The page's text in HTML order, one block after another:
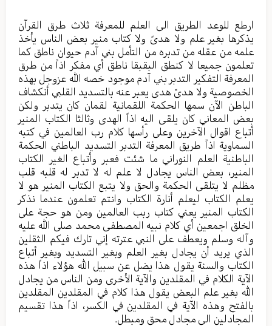
ارطع للوعد الطريق الى العلم للمعرفة ثلاث طرق القرآن
يذكرها بغير علم ولا هدىً ولا كتاب منير بعض الناس يأخذ
علمه من عقله من تدبره من التأمل بني آدم حيوان ناطق كما
تعلمون جميعا لا كنطق البقبقا ناطق أي مفكر اذاً من طرق
المعرفة التفكير التدبر بني آدم موجود خصه الله عزوجل بهذه
الخصوصية ولا هدىً هدى يعبر عنه بالتسديد القلبي أنكشاف
الباطن الآن سمها الحكمة اللقمانية لقمان كان يتدبر ولكن
بعض المعاني كان يلقى اليه اذاً الهدى وثالثا الكتاب المنير
أتباع اقوال الآخرين وعلى رأسها كلام رب العالمين في كتبه
السماوية اذاً طريق المعرفة التدبر التسديد الباطني الحكمة
الباطنية العلم النوراني ما شئت فعبر وأتباع الغير الكتاب
المنير، بعض الناس يجادل لا علم له لا تدبر له قلبه قلب
مظلم لا يتلقى الحكمة والحق ولا يتبع الكتاب المنير هو لا
يعلم الكتاب ليعلم أنارة الكتاب وانتم تعلمون عندما نذكر
الكتاب المنير يعني كتاب ربب العالمين ومن هو حجة على
الخلق اجمعين أي كلام نبيه المصطفى محمد صلى الله عليه
وآله وسلم ويعطف على النبي عترته إني تارك فيكم الثقلين
الذي يريد أن يجادل بغير العلم وبغير التسديد وبغير أتباع
الكتاب والسنة يقول هذا يضل عن سبيل الله هؤلاء اذاً هذه
الآية الكلام في المقلدين والآية الأخرى ومن الناس من يجادل
الله بغير علم البعض يقول هذا كلام في المقلدين المقلدين
بالفتح وهذه الآية في المقلدين في الكسر، اذاً هذا تقسيم
المجادلين الى مجادل محق ومبطل.